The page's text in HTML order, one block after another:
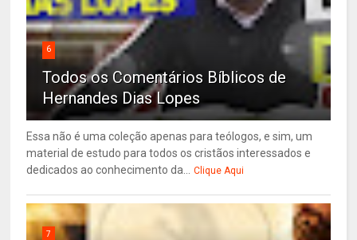
6
Todos os Comentários Bíblicos de
Hernandes Dias Lopes
Essa não é uma coleção apenas para teólogos, e sim, um
material de estudo para todos os cristãos interessados e
dedicados ao conhecimento da... Clique Aqui
7